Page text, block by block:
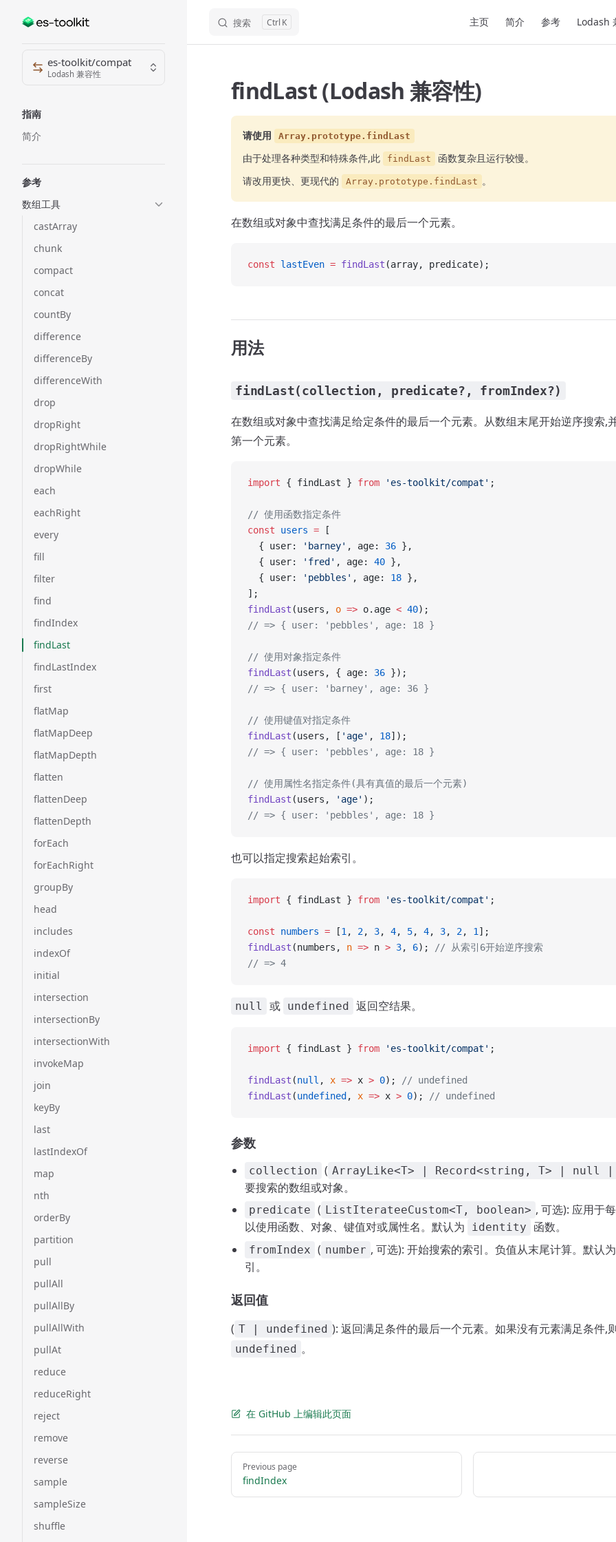
Skip to content 搜索 K 主页 简介 参考 Lodash
Sidebar Navigation
es-toolkit/compat
Lodash 兼容性
指南
简介
参考
数组工具
castArray
chunk
compact
concat
countBy
difference
differenceBy
differenceWith
drop
dropRight
dropRightWhile
dropWhile
each
eachRight
every
fill
filter
find
findIndex
findLast
findLastIndex
first
flatMap
flatMapDeep
flatMapDepth
flatten
flattenDeep
flattenDepth
forEach
forEachRight
groupBy
head
includes
indexOf
initial
intersection
intersectionBy
intersectionWith
invokeMap
join
keyBy
last
lastIndexOf
map
nth
orderBy
partition
pull
pullAll
pullAllBy
pullAllWith
pullAt
reduce
reduceRight
reject
remove
reverse
sample
sampleSize
shuffle
findLast (Lodash 兼容性)
请使用 Array.prototype.findLast
由于处理各种类型和特殊条件,此 findLast
函数复杂且运行较慢。
请改用更快、更现代的
Array.prototype.findLast 。
在数组或对象中查找满足条件的最后一个元素。
const lastEven = findLast (array, predicate);
用法
findLast(collection, predicate?, fromIndex?)
在数组或对象中查找满足给定条件的最后一个元素。从数组末尾开始逆序搜索,
第一个元素。
import { findLast } from 'es-toolkit/compat' ;
// 使用函数指定条件
const users = [
  { user:
'barney' , age: 36 },
  { user:
'fred' , age: 40 },
  { user:
'pebbles' , age: 18 },
];
findLast (users, o => o.age < 40);
// => { user: 'pebbles', age: 18 }
// 使用对象指定条件
findLast (users, { age: 36 });
// => { user: 'barney', age: 36 }
// 使用键值对指定条件
findLast (users, [ 'age' , 18]);
// => { user: 'pebbles', age: 18 }
// 使用属性名指定条件(具有真值的最后一个元素)
findLast (users, 'age' );
// => { user: 'pebbles', age: 18 }
也可以指定搜索起始索引。
import { findLast } from 'es-toolkit/compat' ;
const numbers = [1 , 2, 3, 4, 5, 4, 3, 2, 1 ];
findLast (numbers, n => n > 3, 6);
// 从索引6开始逆序搜索
// => 4
null 或 undefined 返回空结果。
import { findLast } from 'es-toolkit/compat' ;
findLast (null , x => x > 0);
// undefined
findLast (undefined , x => x > 0); // undefined
参数
collection ( ArrayLike<T> | Record<string, T> | null |
要搜索的数组或对象。
predicate ( ListIterateeCustom<T, boolean> , 可选): 应用于
以使用函数、对象、键值对或属性名。默认为
identity 函数。
fromIndex ( number , 可选): 开始搜索的索引。负值从末尾计算。默认
引。
返回值
( T | undefined ): 返回满足条件的最后一个元素。如果没有元素满足条件,
undefined 。
在 GitHub 上编辑此页面
Pager
Previous page
findIndex